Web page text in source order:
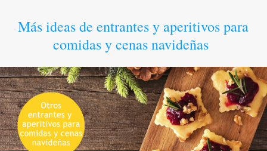
Más ideas de entrantes y aperitivos para
comidas y cenas navideñas